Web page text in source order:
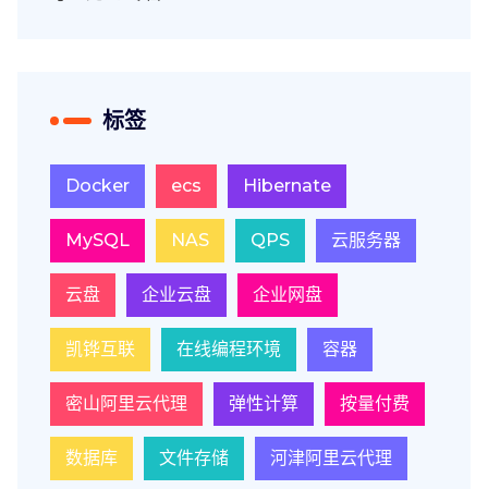
标签
Docker ecs Hibernate
MySQL NAS QPS 云服务器
云盘 企业云盘 企业网盘
凯铧互联 在线编程环境 容器
密山阿里云代理 弹性计算 按量付费
数据库 文件存储 河津阿里云代理